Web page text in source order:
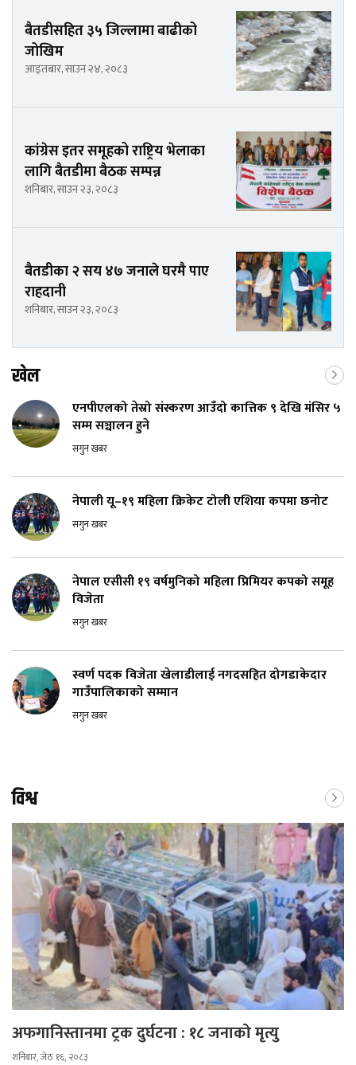
बैतडीसहित ३५ जिल्लामा बाढीको
जोखिम
आइतबार, साउन २४, २०८३
कांग्रेस इतर समूहको राष्ट्रिय भेलाका
लागि बैतडीमा बैठक सम्पन्न
शनिबार, साउन २३, २०८३
बैतडीका २ सय ४७ जनाले घरमै पाए
राहदानी
शनिबार, साउन २३, २०८३
खेल
एनपीएलको तेस्रो संस्करण आउँदो कात्तिक ९ देखि मंसिर ५
सम्म सञ्चालन हुने
सगुन खबर
नेपाली यू–१९ महिला क्रिकेट टोली एशिया कपमा छनोट
सगुन खबर
नेपाल एसीसी १९ वर्षमुनिको महिला प्रिमियर कपको समूह
विजेता
सगुन खबर
स्वर्ण पदक विजेता खेलाडीलाई नगदसहित दोगडाकेदार
गाउँपालिकाको सम्मान
सगुन खबर
विश्व
अफगानिस्तानमा ट्रक दुर्घटना : १८ जनाको मृत्यु
शनिबार, जेठ १६, २०८३